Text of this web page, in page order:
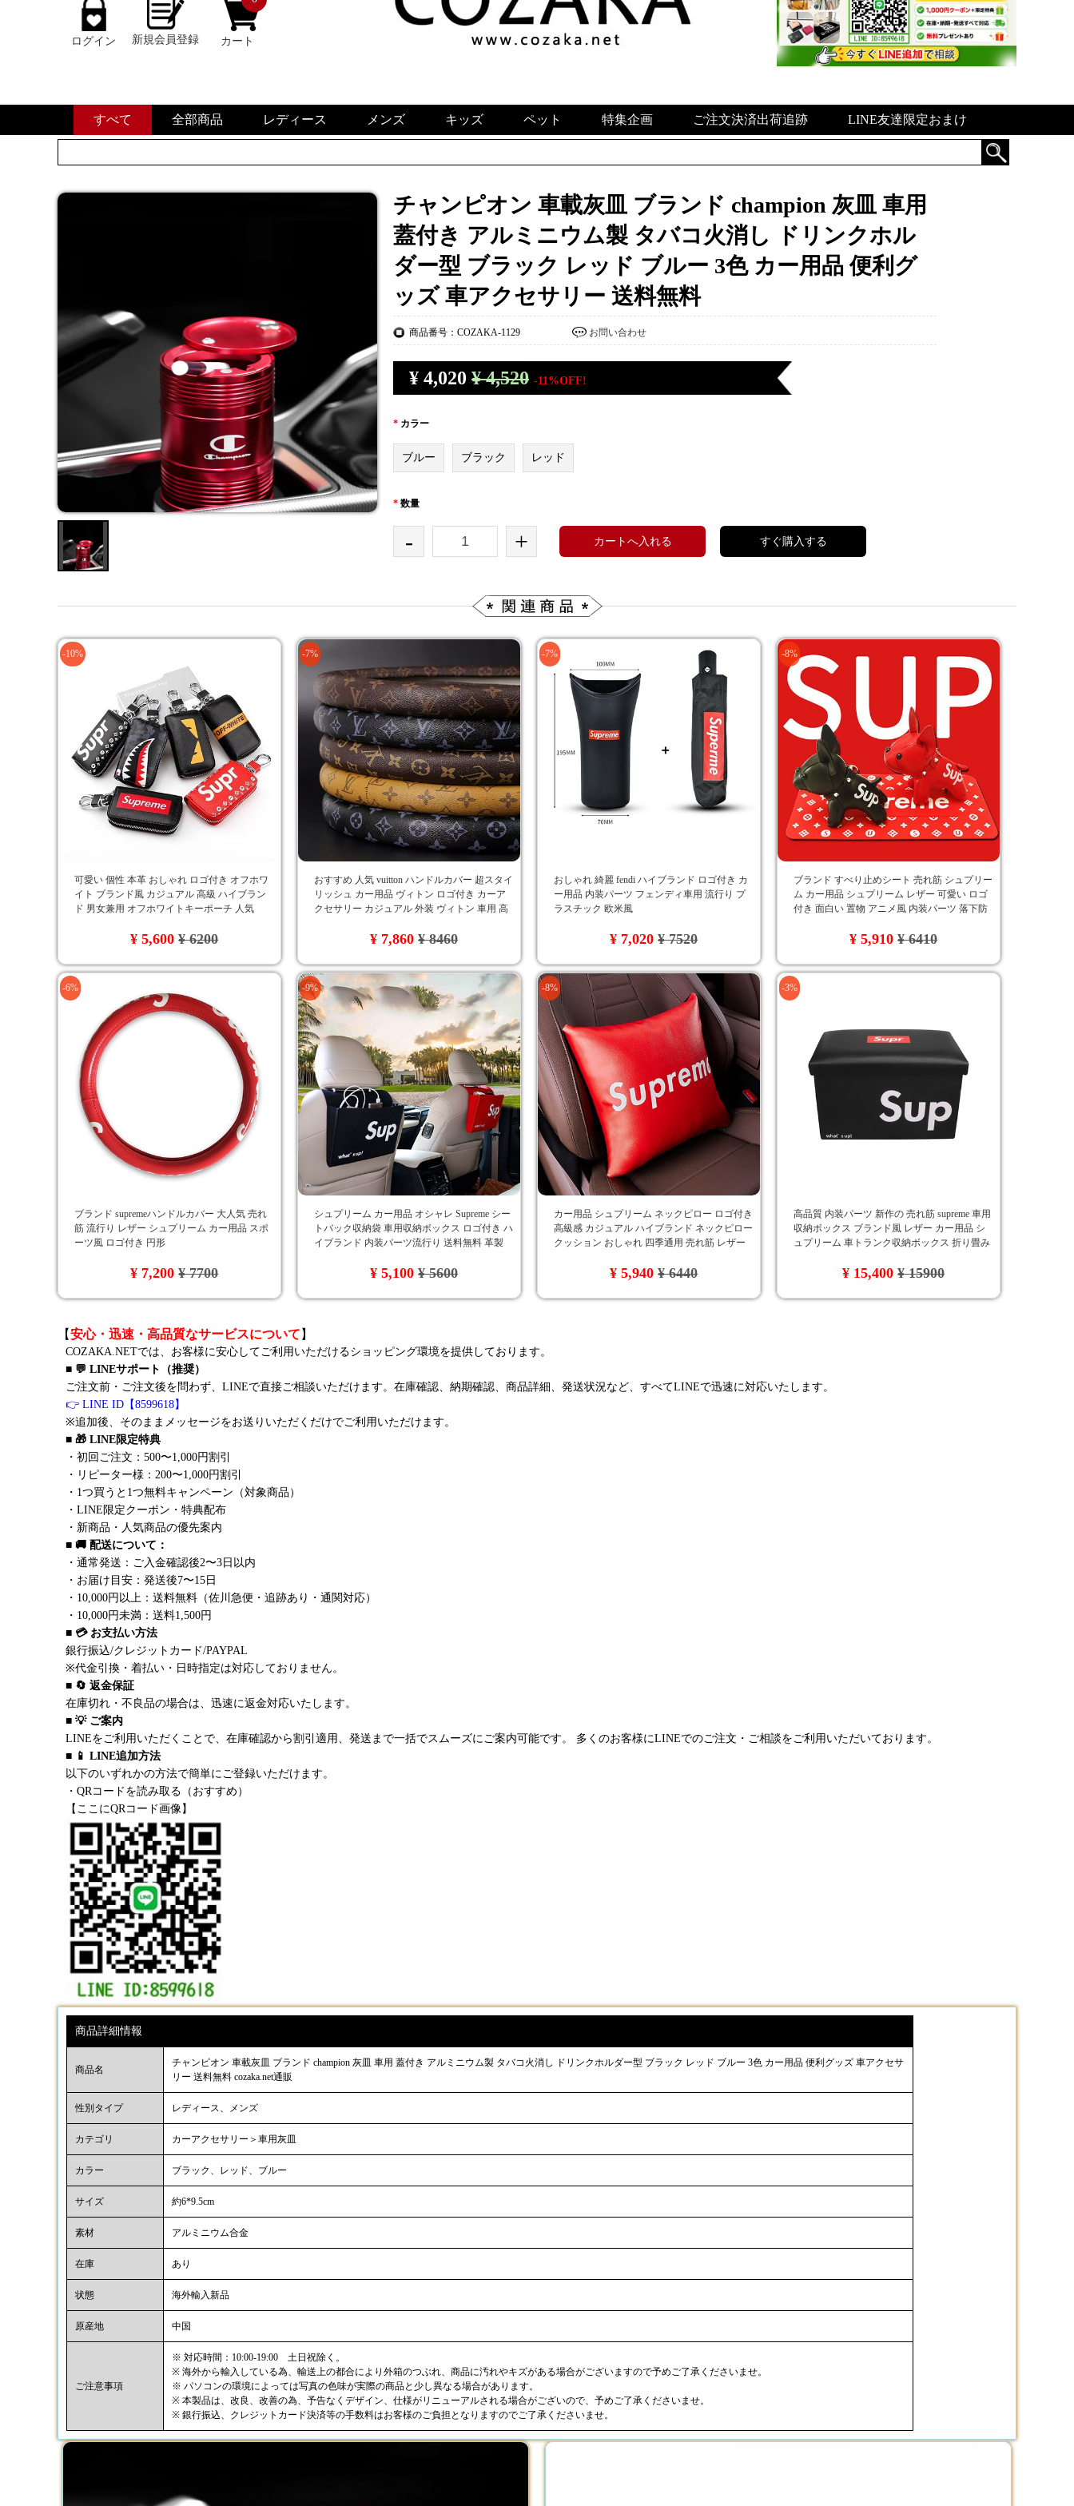
ログイン 新規会員登録 カート
すべて 全部商品 レディース メンズ キッズ ペット 特集企画 ご注文決済出荷追跡 LINE友達限定おまけ
チャンピオン 車載灰皿 ブランド champion 灰皿 車用
蓋付き アルミニウム製 タバコ火消し ドリンクホル
ダー型 ブラック レッド ブルー 3色 カー用品 便利グ
ッズ 車アクセサリー 送料無料
商品番号：COZAKA-1129 お問い合わせ
¥ 4,020 ¥ 4,520 -11%OFF!
* カラー
ブルー ブラック レッド
* 数量
- + カートへ入れる すぐ購入する
-10%
可愛い 個性 本革 おしゃれ ロゴ付き オフホワ
イト ブランド風 カジュアル 高級 ハイブラン
ド 男女兼用 オフホワイトキーポーチ 人気
¥ 5,600¥ 6200
-7%
おすすめ 人気 vuitton ハンドルカバー 超スタイ
リッシュ カー用品 ヴィトン ロゴ付き カーア
クセサリー カジュアル 外装 ヴィトン 車用 高
¥ 7,860¥ 8460
-7%
おしゃれ 綺麗 fendi ハイブランド ロゴ付き カ
ー用品 内装パーツ フェンディ車用 流行り プ
ラスチック 欧米風
¥ 7,020¥ 7520
-8%
ブランド すべり止めシート 売れ筋 シュプリー
ム カー用品 シュプリーム レザー 可愛い ロゴ
付き 面白い 置物 アニメ風 内装パーツ 落下防
¥ 5,910¥ 6410
-6%
ブランド supremeハンドルカバー 大人気 売れ
筋 流行り レザー シュプリーム カー用品 スポ
ーツ風 ロゴ付き 円形
¥ 7,200¥ 7700
-9%
シュプリーム カー用品 オシャレ Supreme シー
トバック収納袋 車用収納ボックス ロゴ付き ハ
イブランド 内装パーツ流行り 送料無料 革製
¥ 5,100¥ 5600
-8%
カー用品 シュプリーム ネックピロー ロゴ付き
高級感 カジュアル ハイブランド ネックピロー
クッション おしゃれ 四季通用 売れ筋 レザー
¥ 5,940¥ 6440
-3%
高品質 内装パーツ 新作の 売れ筋 supreme 車用
収納ボックス ブランド風 レザー カー用品 シ
ュプリーム 車トランク収納ボックス 折り畳み
¥ 15,400¥ 15900
【安心・迅速・高品質なサービスについて 】
COZAKA.NETでは、お客様に安心してご利用いただけるショッピング環境を提供しております。
■ 💬 LINEサポート（推奨）
ご注文前・ご注文後を問わず、LINEで直接ご相談いただけます。在庫確認、納期確認、商品詳細、発送状況など、すべてLINEで迅速に対応いたします。
👉 LINE ID【8599618】
※追加後、そのままメッセージをお送りいただくだけでご利用いただけます。
■ 🎁 LINE限定特典
・初回ご注文：500〜1,000円割引
・リピーター様：200〜1,000円割引
・1つ買うと1つ無料キャンペーン（対象商品）
・LINE限定クーポン・特典配布
・新商品・人気商品の優先案内
■ 🚚 配送について：
・通常発送：ご入金確認後2〜3日以内
・お届け目安：発送後7〜15日
・10,000円以上：送料無料（佐川急便・追跡あり・通関対応）
・10,000円未満：送料1,500円
■ 💳 お支払い方法
銀行振込/クレジットカード/PAYPAL
※代金引換・着払い・日時指定は対応しておりません。
■ 🔄 返金保証
在庫切れ・不良品の場合は、迅速に返金対応いたします。
■ 💡 ご案内
LINEをご利用いただくことで、在庫確認から割引適用、発送まで一括でスムーズにご案内可能です。 多くのお客様にLINEでのご注文・ご相談をご利用いただいております。
■ 📱 LINE追加方法
以下のいずれかの方法で簡単にご登録いただけます。
・QRコードを読み取る（おすすめ）
【ここにQRコード画像】
商品詳細情報
商品名
チャンピオン 車載灰皿 ブランド champion 灰皿 車用 蓋付き アルミニウム製 タバコ火消し ドリンクホルダー型 ブラック レッド ブルー 3色 カー用品 便利グッズ 車アクセサ
リー 送料無料 cozaka.net通販
性別タイプ レディース、メンズ
カテゴリ カーアクセサリー＞車用灰皿
カラー ブラック、レッド、ブルー
サイズ 約6*9.5cm
素材 アルミニウム合金
在庫 あり
状態 海外輸入新品
原産地 中国
ご注意事項
※ 対応時間：10:00-19:00 土日祝除く。
※ 海外から輸入している為、輸送上の都合により外箱のつぶれ、商品に汚れやキズがある場合がございますので予めご了承くださいませ。
※ パソコンの環境によっては写真の色味が実際の商品と少し異なる場合があります。
※ 本製品は、改良、改善の為、予告なくデザイン、仕様がリニューアルされる場合がございので、予めご了承くださいませ。
※ 銀行振込、クレジットカード決済等の手数料はお客様のご負担となりますのでご了承くださいませ。